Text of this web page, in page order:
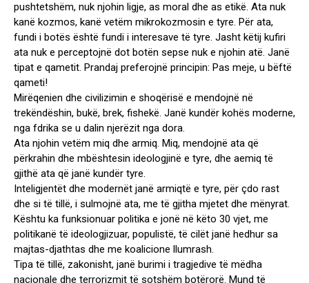
pushtetshëm, nuk njohin ligje, as moral dhe as etikë. Ata nuk
kanë kozmos, kanë vetëm mikrokozmosin e tyre. Për ata,
fundi i botës është fundi i interesave të tyre. Jasht këtij kufiri
ata nuk e perceptojnë dot botën sepse nuk e njohin atë. Janë
tipat e qametit. Prandaj preferojnë principin: Pas meje, u bëftë
qameti!
Mirëqenien dhe civilizimin e shoqërisë e mendojnë në
trekëndëshin, bukë, brek, fishekë. Janë kundër kohës moderne,
nga fdrika se u dalin njerëzit nga dora.
Ata njohin vetëm miq dhe armiq. Miq, mendojnë ata që
përkrahin dhe mbështesin ideologjinë e tyre, dhe aemiq të
gjithë ata që janë kundër tyre.
Inteligjentët dhe modernët janë armiqtë e tyre, për çdo rast
dhe si të tillë, i sulmojnë ata, me të gjitha mjetet dhe mënyrat.
Kështu ka funksionuar politika e jonë në këto 30 vjet, me
politikanë të ideologjizuar, populistë, të cilët janë hedhur sa
majtas-djathtas dhe me koalicione llumrash.
Tipa të tillë, zakonisht, janë burimi i tragjedive të mëdha
nacionale dhe terrorizmit të sotshëm botërorë. Mund të